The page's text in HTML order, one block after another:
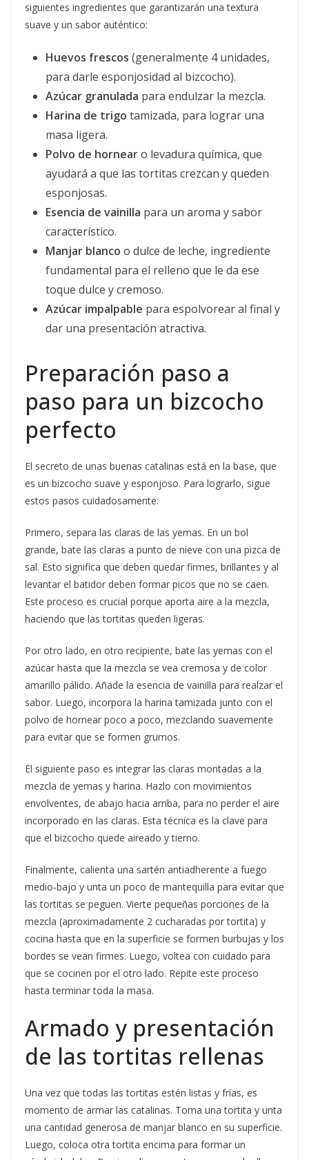
siguientes ingredientes que garantizarán una textura
suave y un sabor auténtico:
Huevos frescos (generalmente 4 unidades,
para darle esponjosidad al bizcocho).
Azúcar granulada para endulzar la mezcla.
Harina de trigo tamizada, para lograr una
masa ligera.
Polvo de hornearo levadura química, que
ayudará a que las tortitas crezcan y queden
esponjosas.
Esencia de vainilla para un aroma y sabor
característico.
Manjar blanco o dulce de leche, ingrediente
fundamental para el relleno que le da ese
toque dulce y cremoso.
Azúcar impalpable para espolvorear al final y
dar una presentación atractiva.
Preparación paso a
paso para un bizcocho
perfecto
El secreto de unas buenas catalinas está en la base, que
es un bizcocho suave y esponjoso. Para lograrlo, sigue
estos pasos cuidadosamente:
Primero, separa las claras de las yemas. En un bol
grande, bate las claras a punto de nieve con una pizca de
sal. Esto significa que deben quedar firmes, brillantes y al
levantar el batidor deben formar picos que no se caen.
Este proceso es crucial porque aporta aire a la mezcla,
haciendo que las tortitas queden ligeras.
Por otro lado, en otro recipiente, bate las yemas con el
azúcar hasta que la mezcla se vea cremosa y de color
amarillo pálido. Añade la esencia de vainilla para realzar el
sabor. Luego, incorpora la harina tamizada junto con el
polvo de hornear poco a poco, mezclando suavemente
para evitar que se formen grumos.
El siguiente paso es integrar las claras montadas a la
mezcla de yemas y harina. Hazlo con movimientos
envolventes, de abajo hacia arriba, para no perder el aire
incorporado en las claras. Esta técnica es la clave para
que el bizcocho quede aireado y tierno.
Finalmente, calienta una sartén antiadherente a fuego
medio-bajo y unta un poco de mantequilla para evitar que
las tortitas se peguen. Vierte pequeñas porciones de la
mezcla (aproximadamente 2 cucharadas por tortita) y
cocina hasta que en la superficie se formen burbujas y los
bordes se vean firmes. Luego, voltea con cuidado para
que se cocinen por el otro lado. Repite este proceso
hasta terminar toda la masa.
Armado y presentación
de las tortitas rellenas
Una vez que todas las tortitas estén listas y frías, es
momento de armar las catalinas. Toma una tortita y unta
una cantidad generosa de manjar blanco en su superficie.
Luego, coloca otra tortita encima para formar un